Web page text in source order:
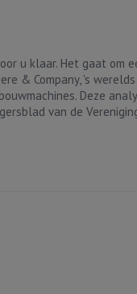
u klaar. Het gaat om
& Company, 's
Deze
van de